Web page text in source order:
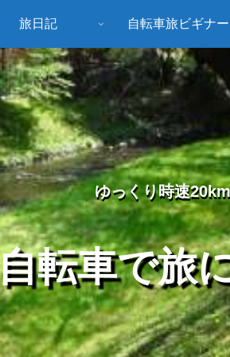
ゆっくり時速
転車で旅
旅日記 自転車旅ビギナー